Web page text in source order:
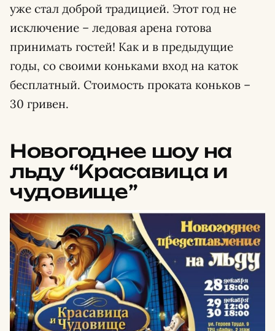
уже стал доброй традицией. Этот год не
исключение – ледовая арена готова
принимать гостей! Как и в предыдущие
годы, со своими коньками вход на каток
бесплатный. Стоимость проката коньков –
30 гривен.
Новогоднее шоу на
льду “Красавица и
чудовище”